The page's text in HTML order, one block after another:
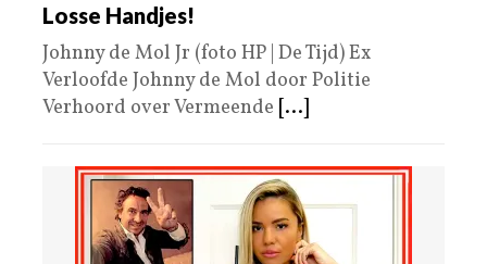
Losse Handjes!
Johnny de Mol Jr (foto HP | De Tijd) Ex
Verloofde Johnny de Mol door Politie
Verhoord over Vermeende [...]